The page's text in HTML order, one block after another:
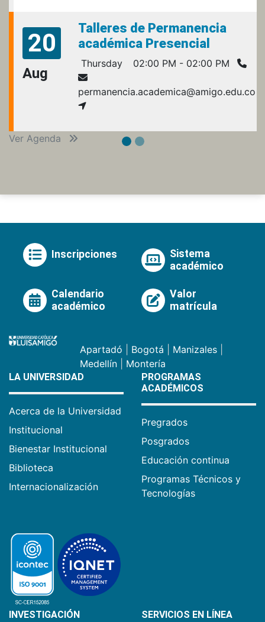
20
Aug
Talleres de Permanencia
académica Presencial
Thursday 02:00 PM - 02:00 PM
permanencia.academica@amigo.edu.co
Ver Agenda
Inscripciones
Sistema
académico
Calendario
académico
Valor
matrícula
Apartadó Bogotá Manizales
Medellín
Montería
LA UNIVERSIDAD
Acerca de la Universidad
Institucional
Bienestar Institucional
Biblioteca
Internacionalización
PROGRAMAS
ACADÉMICOS
Pregrados
Posgrados
Educación continua
Programas Técnicos y
Tecnologías
INVESTIGACIÓN SERVICIOS EN LÍNEA